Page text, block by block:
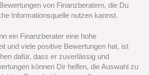
von Finanzberatern, die Du
Informationsquelle nutzen kannst.
ein Finanzberater eine hohe
und viele positive Bewertungen hat, ist
dafür, dass er zuverlässig und
können Dir helfen, die Auswahl zu